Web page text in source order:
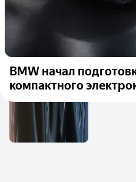
BMW начал
компактного